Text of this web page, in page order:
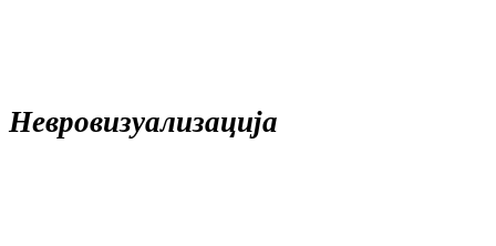
Невровизуализација